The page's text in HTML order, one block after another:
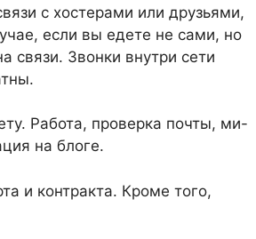
с хостерами или друзьями,
если вы едете не сами, но
связи. Звонки внутри сети
Работа, проверка почты, ми-
на блоге.
и контракта. Кроме того,